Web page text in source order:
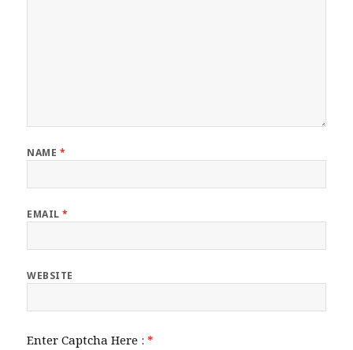
NAME *
EMAIL*
WEBSITE
Enter Captcha Here :*